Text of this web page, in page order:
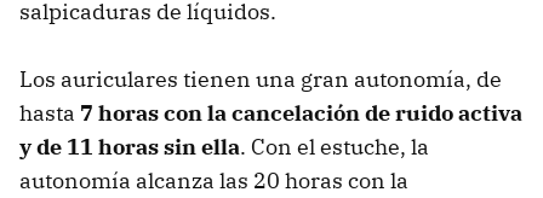
salpicaduras de líquidos.
Los auriculares tienen una gran autonomía, de
hasta 7 horas con la cancelación de ruido activa
y de 11 horas sin ella. Con el estuche, la
autonomía alcanza las 20 horas con la